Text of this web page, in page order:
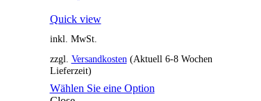
Quick view
inkl. MwSt.
zzgl. Versandkosten (Aktuell 6-8 Wochen
Lieferzeit)
Wählen Sie eine Option